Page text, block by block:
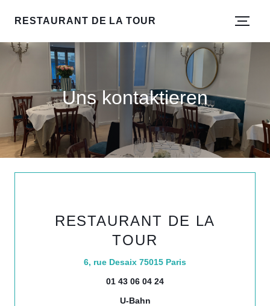
RESTAURANT DE LA TOUR
Uns kontaktieren
RESTAURANT DE LA
TOUR
6, rue Desaix 75015 Paris((öffnet ein neues
01 43 06 04 24
U-Bahn